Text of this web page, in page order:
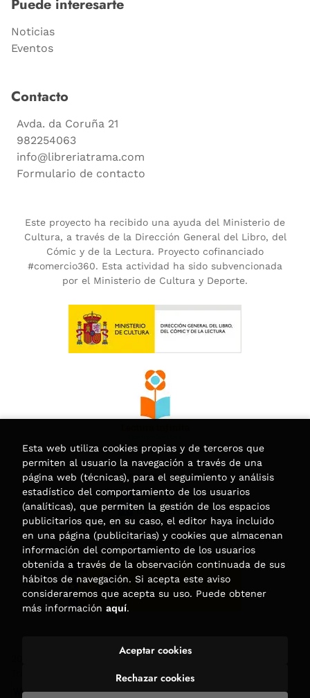
Puede interesarte
Noticias
Eventos
Contacto
Avda. da Coruña 21
982254063
info@libreriatrama.com
Formulario de contacto
Este proyecto ha recibido una ayuda del Ministerio de
Cultura, a través de la Dirección General del Libro, del
Cómic y de la Lectura. Proyecto cofinanciado
#comercio360. Esta actividad ha sido subvencionada
por el Ministerio de Cultura y Deporte.
. Todos los Derechos Reservados |
Esta web utiliza cookies propias y de terceros que
permiten al usuario la navegación a través de una
página web (técnicas), para el seguimiento y análisis
estadístico del comportamiento de los usuarios
(analíticas), que permiten la gestión de los espacios
publicitarios que, en su caso, el editor haya incluido
en una página (publicitarias) y cookies que almacenan
información del comportamiento de los usuarios
obtenida a través de la observación continuada de sus
hábitos de navegación. Si acepta este aviso
consideraremos que acepta su uso. Puede obtener
más información aquí.
Rechazar cookies
Aceptar cookies